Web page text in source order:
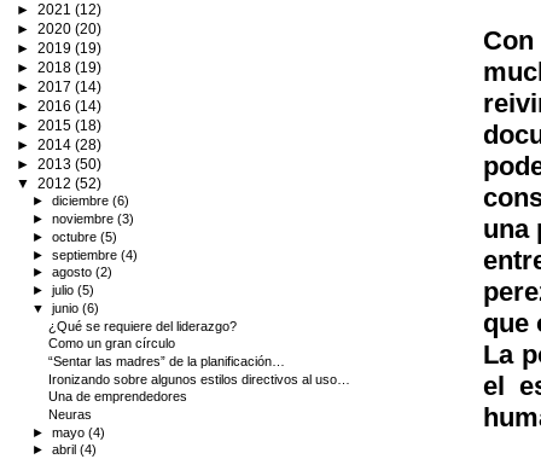
una
que
La
el
► 2021 (12)
► 2020 (20)
► 2019 (19)
► 2018 (19)
► 2017 (14)
► 2016 (14)
► 2015 (18)
► 2014 (28)
► 2013 (50)
▼ 2012 (52)
►diciembre(6)
►noviembre(3)
►octubre(5)
►septiembre(4)
►agosto(2)
►julio(5)
▼junio(6)
¿Qué se requiere del liderazgo?
Como un gran círculo
“Sentar las madres” de la planificación…
Ironizando sobre algunos estilos directivos al uso…
Una de emprendedores
Neuras
►mayo(4)
►abril(4)